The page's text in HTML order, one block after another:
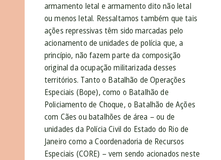
armamento letal e armamento dito não letal
ou menos letal. Ressaltamos também que tais
ações repressivas têm sido marcadas pelo
acionamento de unidades de polícia que, a
princípio, não fazem parte da composição
original da ocupação militarizada desses
territórios. Tanto o Batalhão de Operações
Especiais (Bope), como o Batalhão de
Policiamento de Choque, o Batalhão de Ações
com Cães ou batalhões de área – ou de
unidades da Polícia Civil do Estado do Rio de
Janeiro como a Coordenadoria de Recursos
Especiais (CORE) – vem sendo acionados neste